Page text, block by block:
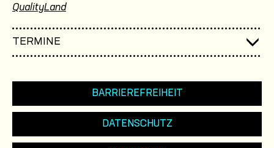
QualityLand
TERMINE
BARRIEREFREIHEIT
DATENSCHUTZ